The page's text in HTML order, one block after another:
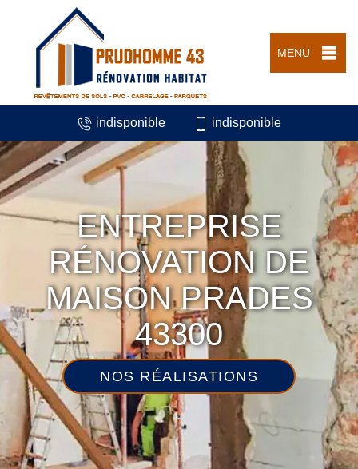
MENU
indisponible indisponible
ENTREPRISE
RÉNOVATION DE
MAISON PRADES
43300
NOS RÉALISATIONS